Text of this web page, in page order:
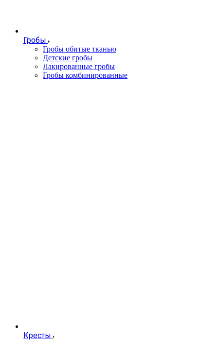
Гробы
Гробы обитые тканью
Детские гробы
Лакированные гробы
Гробы комбинированные
Кресты